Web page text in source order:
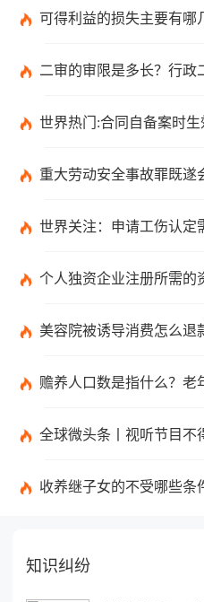
可得利益的损失主要有哪几种?什么
二审的审限是多长？行政二审案件的
世界热门:合同自备案时生效吗？标书中的
重大劳动安全事故罪既遂会判得重吗？重大劳动安全事故罪与玩忽
世界关注：申请工伤认定需要提交哪些材料？提出
个人独资企业注册所需的
美容院被诱导消费怎么退款？诱导消费多少
赡养人口数是指什么？老年人权益保障法第
全球微头条丨视听节目不得含有哪些内容？网络视
收养继子女的不受哪些条件限制？居民收养登记不
知识纠纷